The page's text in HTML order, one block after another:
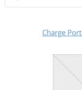
Charge